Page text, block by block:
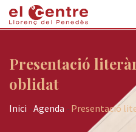
Presentació
oblidat
Inici -Agenda - Presentació